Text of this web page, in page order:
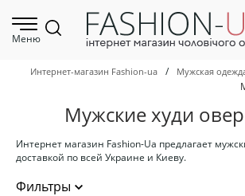
Меню
Интернет-магазин Fashion-ua / Мужская
Мужские худи
Интернет магазин Fashion-Ua предлагает
доставкой по всей Украине и Киеву.